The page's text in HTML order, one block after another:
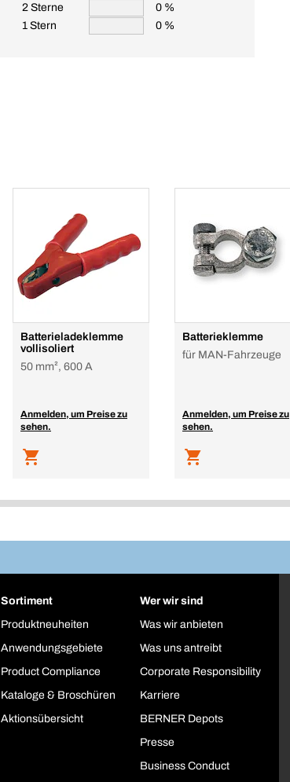
2 Sterne
0 %
1 Stern
0 %
Batterieladeklemme
vollisoliert
50 mm², 600 A
Anmelden, um Preise zu
sehen.
Batterieklemme
für MAN-Fahrzeuge
Anmelden, um Preise zu
sehen.
Sortiment
Produktneuheiten
Anwendungsgebiete
Product Compliance
Kataloge & Broschüren
Aktionsübersicht
Wer wir sind
Was wir anbieten
Was uns antreibt
Corporate Responsibility
Karriere
BERNER Depots
Presse
Business Conduct